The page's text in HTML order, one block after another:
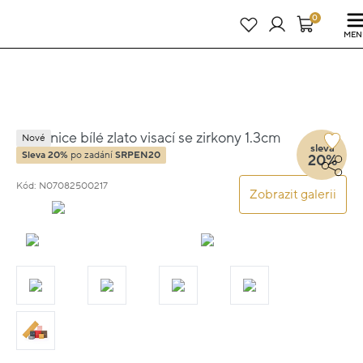
25 dní : 12h : 04m : 57s0
Náušnice bílé zlato visací se zirkony 1.3cm
1.25g
Kód: N07082500217
Zobrazit galerii
Nové
Sleva 20% po zadání SRPEN20
sleva
20%